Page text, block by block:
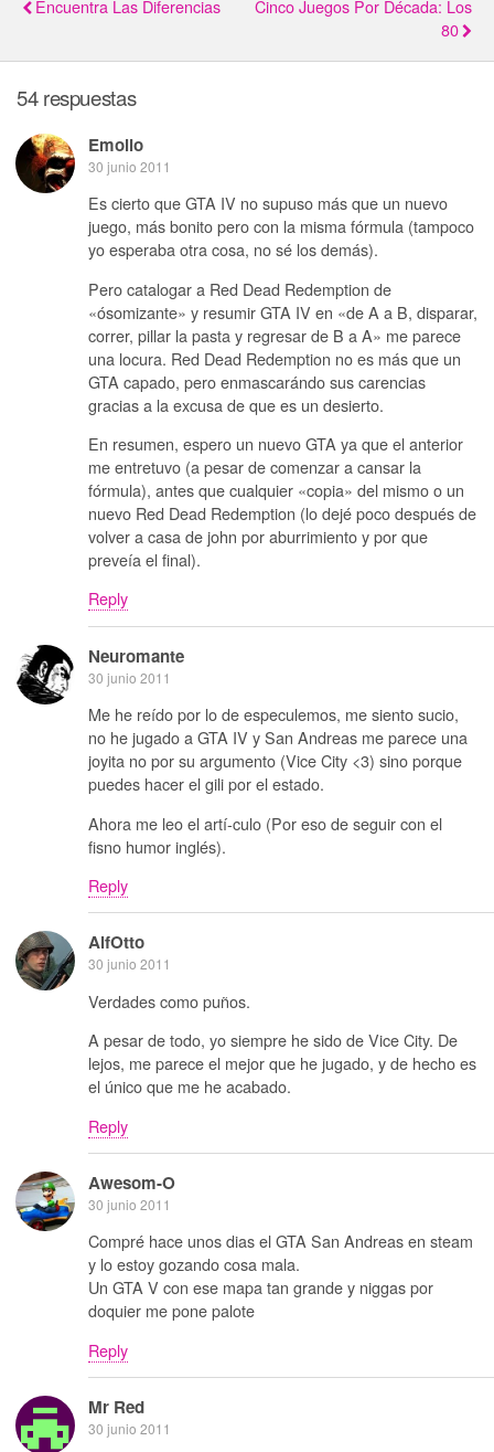
Encuentra Las Diferencias
Cinco Juegos Por Década: Los
80
54 respuestas
Emolio
30 junio 2011
Es cierto que GTA IV no supuso más que un nuevo
juego, más bonito pero con la misma fórmula (tampoco
yo esperaba otra cosa, no sé los demás).
Pero catalogar a Red Dead Redemption de
«ósomizante» y resumir GTA IV en «de A a B, disparar,
correr, pillar la pasta y regresar de B a A» me parece
una locura. Red Dead Redemption no es más que un
GTA capado, pero enmascarándo sus carencias
gracias a la excusa de que es un desierto.
En resumen, espero un nuevo GTA ya que el anterior
me entretuvo (a pesar de comenzar a cansar la
fórmula), antes que cualquier «copia» del mismo o un
nuevo Red Dead Redemption (lo dejé poco después de
volver a casa de john por aburrimiento y por que
preveía el final).
Reply
Neuromante
30 junio 2011
Me he reído por lo de especulemos, me siento sucio,
no he jugado a GTA IV y San Andreas me parece una
joyita no por su argumento (Vice City <3) sino porque
puedes hacer el gili por el estado.
Ahora me leo el artí-culo (Por eso de seguir con el
fisno humor inglés).
Reply
AlfOtto
30 junio 2011
Verdades como puños.
A pesar de todo, yo siempre he sido de Vice City. De
lejos, me parece el mejor que he jugado, y de hecho es
el único que me he acabado.
Reply
Awesom-O
30 junio 2011
Compré hace unos dias el GTA San Andreas en steam
y lo estoy gozando cosa mala.
Un GTA V con ese mapa tan grande y niggas por
doquier me pone palote
Reply
Mr Red
30 junio 2011